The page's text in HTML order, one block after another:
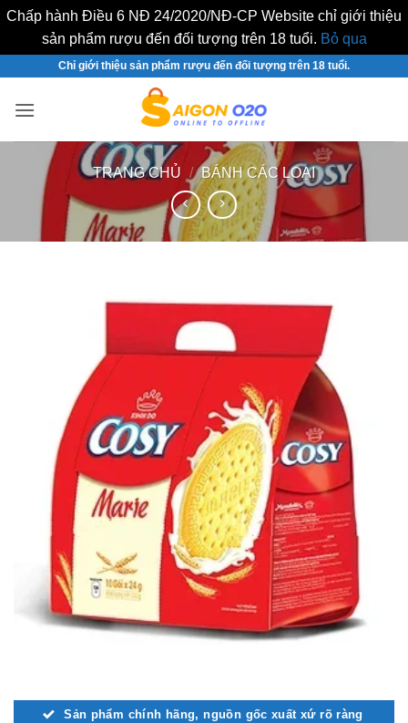
Chấp hành Điều 6 NĐ 24/2020/NĐ-CP Website chỉ giới thiệu
sản phẩm rượu đến đối tượng trên 18 tuổi. Bỏ qua
nội
Chỉ giới thiệu sản phẩm rượu đến đối tượng trên 18 tuổi.
TRANG CHỦ / BÁNH CÁC LOẠI
Sản phẩm chính hãng, nguồn gốc xuất xứ rõ ràng